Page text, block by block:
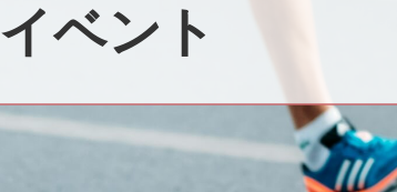
イベント